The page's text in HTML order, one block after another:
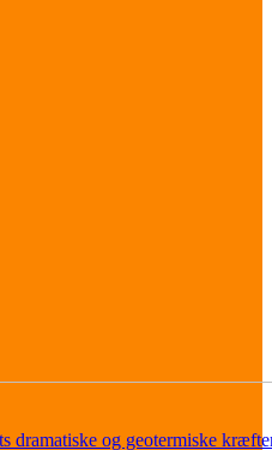
dramatiske og geotermiske